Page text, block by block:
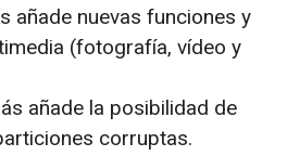
añade nuevas funciones y
(fotografía, vídeo y
añade la posibilidad de
corruptas.